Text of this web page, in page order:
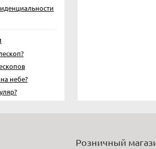
небе?
Розничный